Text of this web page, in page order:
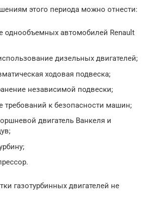
этого периода можно отнести:
однообъемных автомобилей Renault
дизельных двигателей;
ходовая подвеска;
независимой подвески;
требований к безопасности машин;
двигатель Ванкеля и
газотурбинных двигателей не